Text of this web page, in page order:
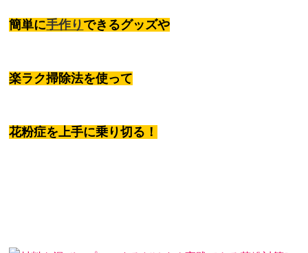
簡単に手作り できるグッズや
楽ラク掃除法を使って
花粉症を上手に乗り切る！